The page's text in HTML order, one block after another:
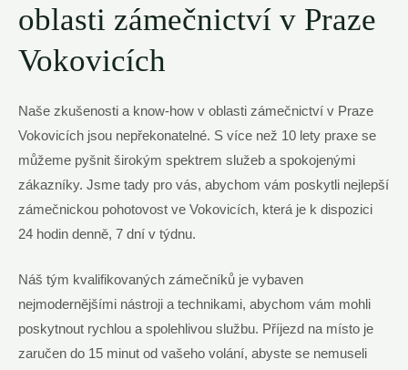
oblasti zámečnictví v Praze
Vokovicích
Naše zkušenosti⁤ a know-how v oblasti ‌zámečnictví v Praze
Vokovicích jsou nepřekonatelné.⁢ S více než ‌10 lety praxe‍ se
můžeme pyšnit širokým spektrem služeb a spokojenými
zákazníky. Jsme tady pro vás, abychom vám ​poskytli nejlepší
zámečnickou pohotovost ve Vokovicích, která je k dispozici
24 hodin denně, ‌7 dní v týdnu.
Náš tým kvalifikovaných zámečníků je vybaven
nejmodernějšími nástroji a ⁣technikami, ⁢abychom‌ vám mohli
poskytnout rychlou ⁤a spolehlivou​ službu. Příjezd na‌ místo je
‍zaručen do 15⁣ minut od vašeho volání, ‌abyste se ⁢nemuseli